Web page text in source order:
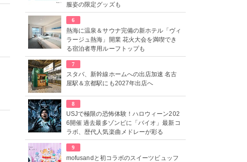
服姿の限定グッズも
6
熱海に温泉＆サウナ完備の新ホテル「ヴィ
ラージュ熱海」開業 花火大会を満喫でき
る宿泊者専用ルーフトップも
7
スタバ、新幹線ホームへの出店加速 名古
屋駅＆京都駅にも2027年出店へ
8
USJで極限の恐怖体験！ハロウィーン202
6開催 過去最多ゾンビに「バイオ」最新コ
ラボ、歴代人気楽曲メドレーが彩る
9
mofusandと初コラボのスイーツビュッフ